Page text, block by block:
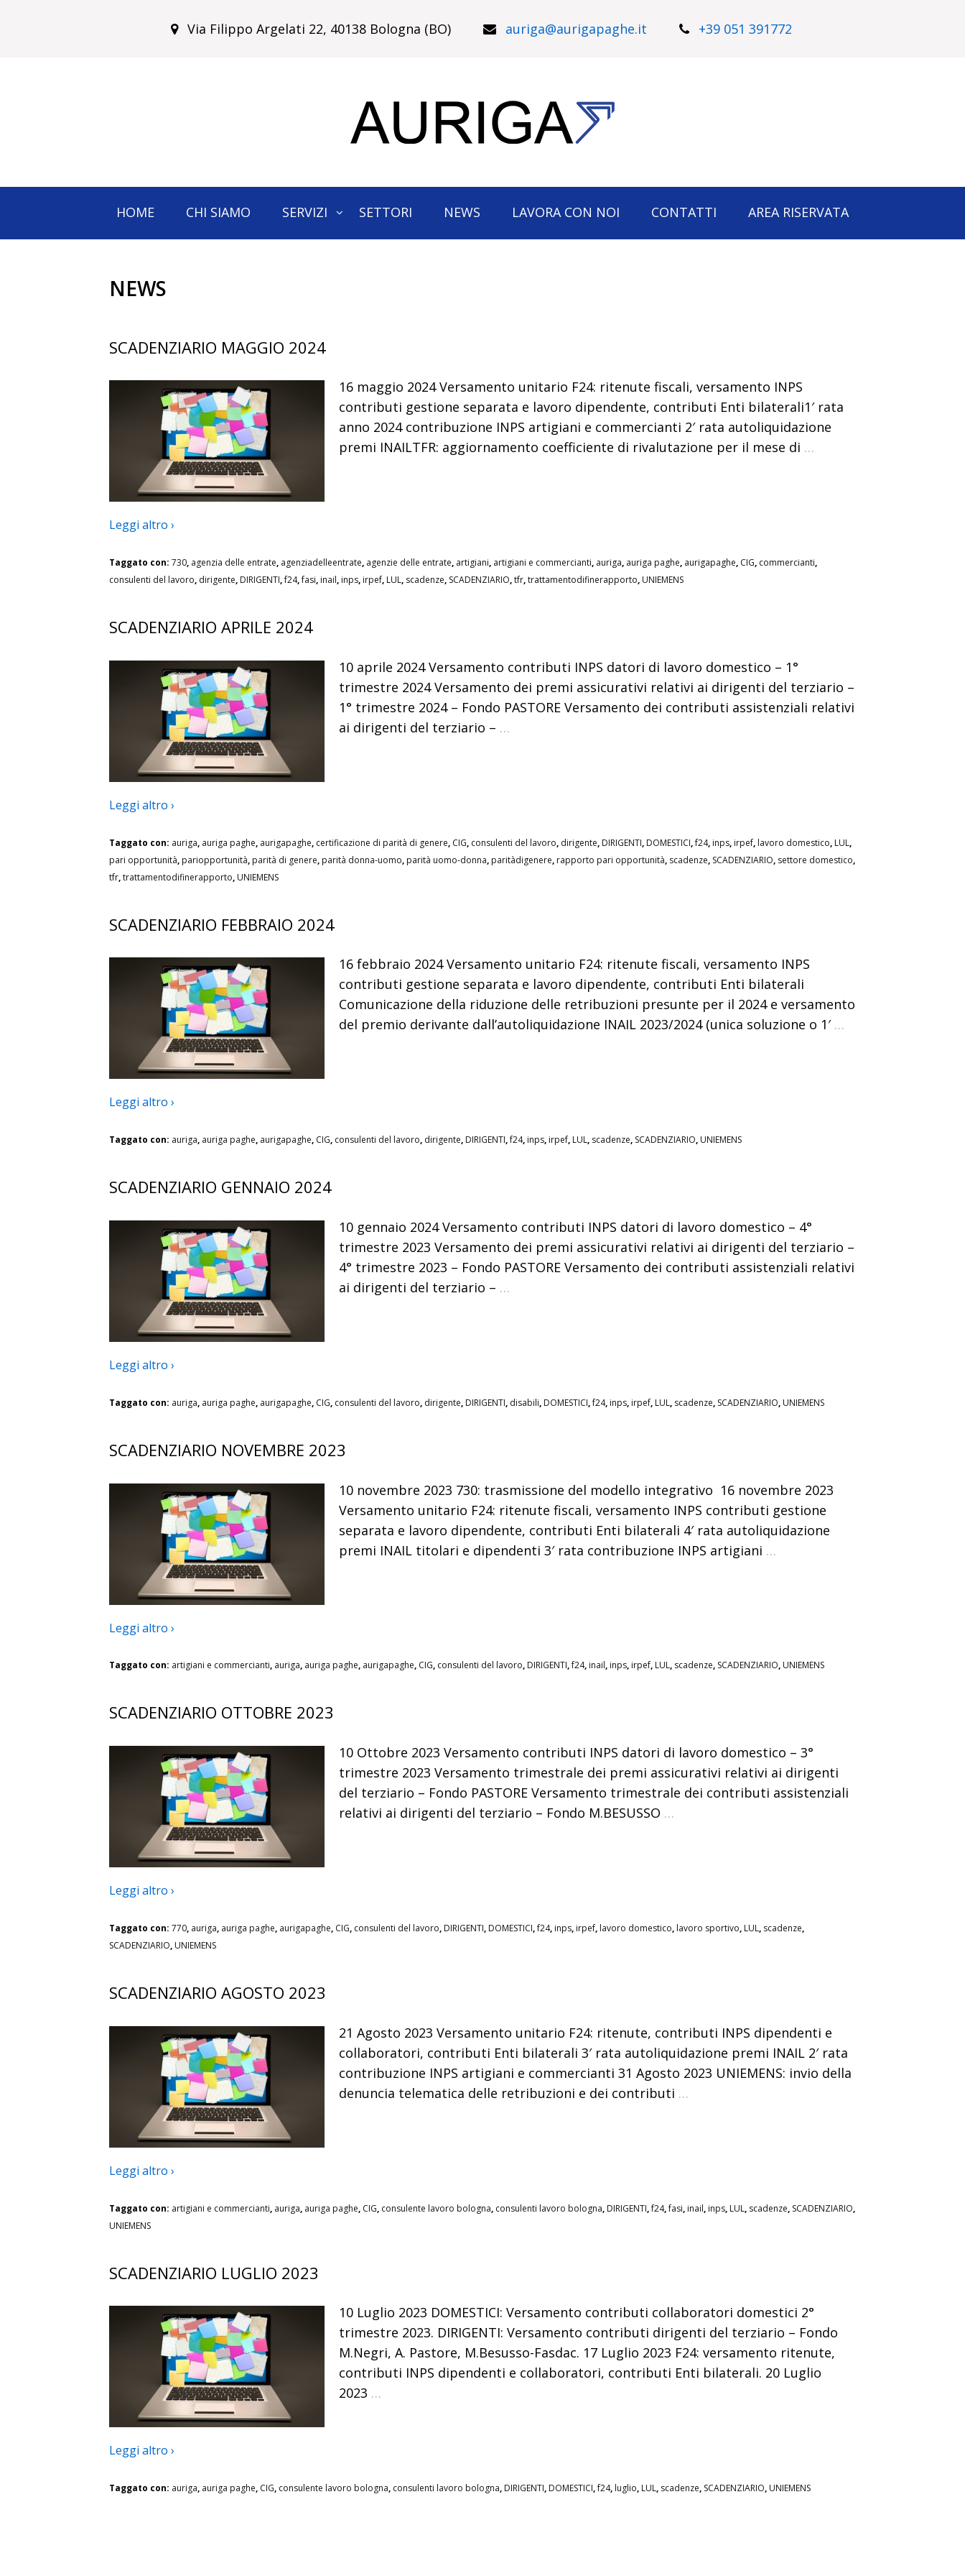
Via Filippo Argelati 22, 40138 Bologna (BO) auriga@aurigapaghe.it +39 051 391772
HOME CHI SIAMO SERVIZI SETTORI NEWS LAVORA CON NOI CONTATTI AREA RISERVATA
NEWS
SCADENZIARIO MAGGIO 2024
16 maggio 2024 Versamento unitario F24: ritenute fiscali, versamento INPS
contributi gestione separata e lavoro dipendente, contributi Enti bilaterali1′ rata
anno 2024 contribuzione INPS artigiani e commercianti 2′ rata autoliquidazione
premi INAILTFR: aggiornamento coefficiente di rivalutazione per il mese di …
Leggi altro ›
Taggato con: 730, agenzia delle entrate, agenziadelleentrate, agenzie delle entrate, artigiani, artigiani e commercianti, auriga, auriga paghe, aurigapaghe, CIG, commercianti,
consulenti del lavoro, dirigente, DIRIGENTI,f24,fasi, inail, inps, irpef, LUL, scadenze, SCADENZIARIO,tfr,trattamentodifinerapporto, UNIEMENS
SCADENZIARIO APRILE 2024
10 aprile 2024 Versamento contributi INPS datori di lavoro domestico – 1°
trimestre 2024 Versamento dei premi assicurativi relativi ai dirigenti del terziario –
1° trimestre 2024 – Fondo PASTORE Versamento dei contributi assistenziali relativi
ai dirigenti del terziario – …
Leggi altro ›
Taggato con: auriga, auriga paghe, aurigapaghe, certificazione di parità di genere, CIG, consulenti del lavoro, dirigente, DIRIGENTI, DOMESTICI,f24, inps, irpef, lavoro domestico, LUL,
pari opportunità, pariopportunità, parità di genere, parità donna-uomo, parità uomo-donna, paritàdigenere, rapporto pari opportunità, scadenze, SCADENZIARIO, settore domestico,
tfr,trattamentodifinerapporto, UNIEMENS
SCADENZIARIO FEBBRAIO 2024
16 febbraio 2024 Versamento unitario F24: ritenute fiscali, versamento INPS
contributi gestione separata e lavoro dipendente, contributi Enti bilaterali
Comunicazione della riduzione delle retribuzioni presunte per il 2024 e versamento
del premio derivante dall’autoliquidazione INAIL 2023/2024 (unica soluzione o 1′ …
Leggi altro ›
Taggato con: auriga, auriga paghe, aurigapaghe, CIG, consulenti del lavoro, dirigente, DIRIGENTI,f24, inps, irpef, LUL, scadenze, SCADENZIARIO, UNIEMENS
SCADENZIARIO GENNAIO 2024
10 gennaio 2024 Versamento contributi INPS datori di lavoro domestico – 4°
trimestre 2023 Versamento dei premi assicurativi relativi ai dirigenti del terziario –
4° trimestre 2023 – Fondo PASTORE Versamento dei contributi assistenziali relativi
ai dirigenti del terziario – …
Leggi altro ›
Taggato con: auriga, auriga paghe, aurigapaghe, CIG, consulenti del lavoro, dirigente, DIRIGENTI, disabili, DOMESTICI,f24, inps, irpef, LUL, scadenze, SCADENZIARIO, UNIEMENS
SCADENZIARIO NOVEMBRE 2023
10 novembre 2023 730: trasmissione del modello integrativo 16 novembre 2023
Versamento unitario F24: ritenute fiscali, versamento INPS contributi gestione
separata e lavoro dipendente, contributi Enti bilaterali 4′ rata autoliquidazione
premi INAIL titolari e dipendenti 3′ rata contribuzione INPS artigiani …
Leggi altro ›
Taggato con: artigiani e commercianti, auriga, auriga paghe, aurigapaghe, CIG, consulenti del lavoro, DIRIGENTI,f24, inail, inps, irpef, LUL, scadenze, SCADENZIARIO, UNIEMENS
SCADENZIARIO OTTOBRE 2023
10 Ottobre 2023 Versamento contributi INPS datori di lavoro domestico – 3°
trimestre 2023 Versamento trimestrale dei premi assicurativi relativi ai dirigenti
del terziario – Fondo PASTORE Versamento trimestrale dei contributi assistenziali
relativi ai dirigenti del terziario – Fondo M.BESUSSO …
Leggi altro ›
Taggato con: 770, auriga, auriga paghe, aurigapaghe, CIG, consulenti del lavoro, DIRIGENTI, DOMESTICI,f24, inps, irpef, lavoro domestico, lavoro sportivo, LUL, scadenze,
SCADENZIARIO, UNIEMENS
SCADENZIARIO AGOSTO 2023
21 Agosto 2023 Versamento unitario F24: ritenute, contributi INPS dipendenti e
collaboratori, contributi Enti bilaterali 3′ rata autoliquidazione premi INAIL 2′ rata
contribuzione INPS artigiani e commercianti 31 Agosto 2023 UNIEMENS: invio della
denuncia telematica delle retribuzioni e dei contributi …
Leggi altro ›
Taggato con: artigiani e commercianti, auriga, auriga paghe, CIG, consulente lavoro bologna, consulenti lavoro bologna, DIRIGENTI,f24,fasi, inail, inps, LUL, scadenze, SCADENZIARIO,
UNIEMENS
SCADENZIARIO LUGLIO 2023
10 Luglio 2023 DOMESTICI: Versamento contributi collaboratori domestici 2°
trimestre 2023. DIRIGENTI: Versamento contributi dirigenti del terziario – Fondo
M.Negri, A. Pastore, M.Besusso-Fasdac. 17 Luglio 2023 F24: versamento ritenute,
contributi INPS dipendenti e collaboratori, contributi Enti bilaterali. 20 Luglio
2023 …
Leggi altro ›
Taggato con: auriga, auriga paghe, CIG, consulente lavoro bologna, consulenti lavoro bologna, DIRIGENTI, DOMESTICI,f24, luglio, LUL, scadenze, SCADENZIARIO, UNIEMENS